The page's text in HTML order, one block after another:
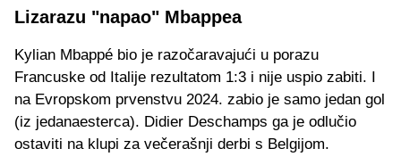
Lizarazu "napao" Mbappea
Kylian Mbappé bio je razočaravajući u porazu
Francuske od Italije rezultatom 1:3 i nije uspio zabiti. I
na Evropskom prvenstvu 2024. zabio je samo jedan gol
(iz jedanaesterca). Didier Deschamps ga je odlučio
ostaviti na klupi za večerašnji derbi s Belgijom.